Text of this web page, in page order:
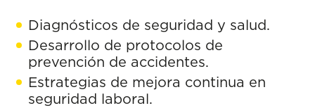
Diagnósticos de seguridad y salud.
Desarrollo de protocolos de
prevención de accidentes.
Estrategias de mejora continua en
seguridad laboral.